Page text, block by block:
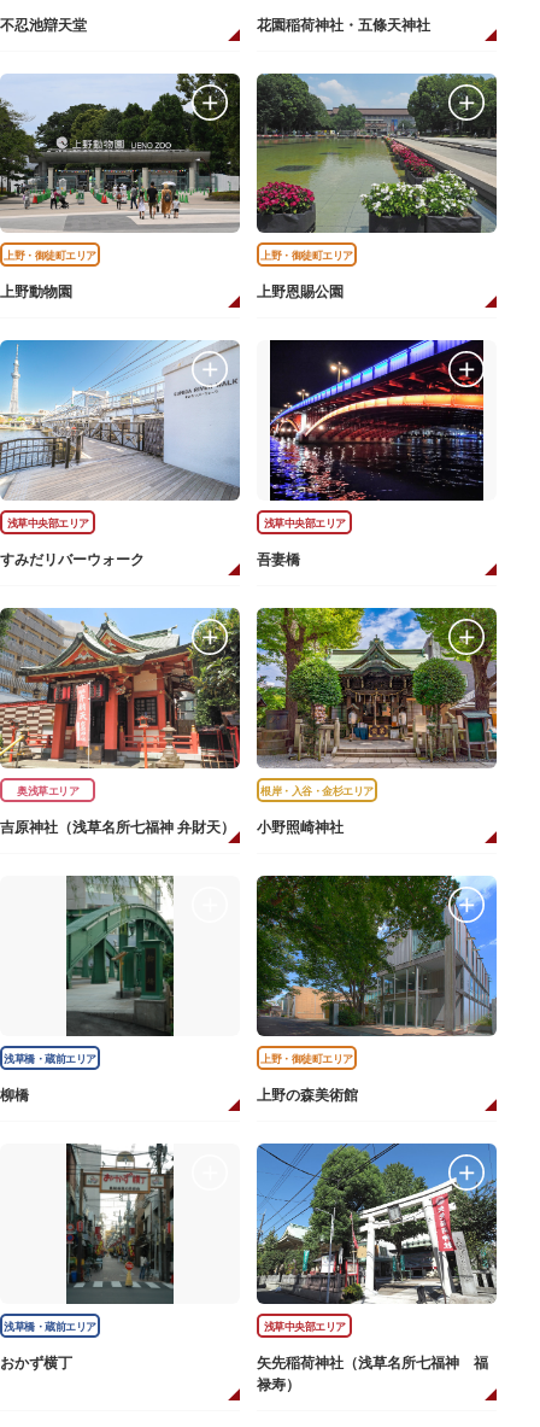
不忍池辯天堂 花園稲荷神社・五條天神社
上野・御徒町エリア
上野動物園
上野・御徒町エリア
上野恩賜公園
浅草中央部エリア
すみだリバーウォーク
浅草中央部エリア
吾妻橋
奥浅草エリア
吉原神社（浅草名所七福神 弁財天）
根岸・入谷・金杉エリア
小野照崎神社
浅草橋・蔵前エリア
柳橋
上野・御徒町エリア
上野の森美術館
浅草橋・蔵前エリア
おかず横丁
浅草中央部エリア
矢先稲荷神社（浅草名所七福神 福
禄寿）